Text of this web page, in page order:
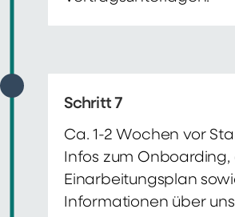
Schritt 7
Ca. 1-2 Wochen vor
Infos zum Onboarding,
Einarbeitungsplan
Informationen über